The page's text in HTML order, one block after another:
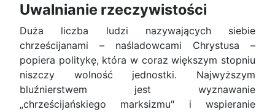
Uwalnianie rzeczywistości
Duża liczba ludzi nazywających siebie
chrześcijanami – naśladowcami Chrystusa –
popiera politykę, która w coraz większym stopniu
niszczy wolność jednostki. Najwyższym
bluźnierstwem jest wyznawanie
„chrześcijańskiego marksizmu" i wspieranie